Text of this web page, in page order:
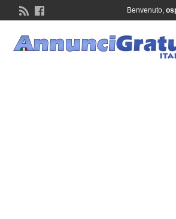
Benvenuto,